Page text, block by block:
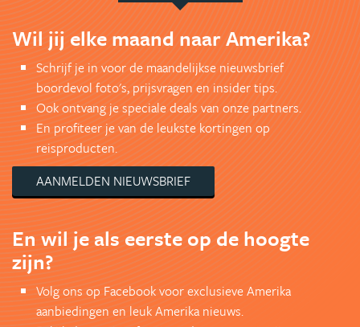
Wil jij elke maand naar Amerika?
Schrijf je in voor de maandelijkse nieuwsbrief
boordevol foto's, prijsvragen en insider tips.
Ook ontvang je speciale deals van onze partners.
En profiteer je van de leukste kortingen op
reisproducten.
AANMELDEN NIEUWSBRIEF
En wil je als eerste op de hoogte
zijn?
Volg ons op Facebook voor exclusieve Amerika
aanbiedingen en leuk Amerika nieuws.